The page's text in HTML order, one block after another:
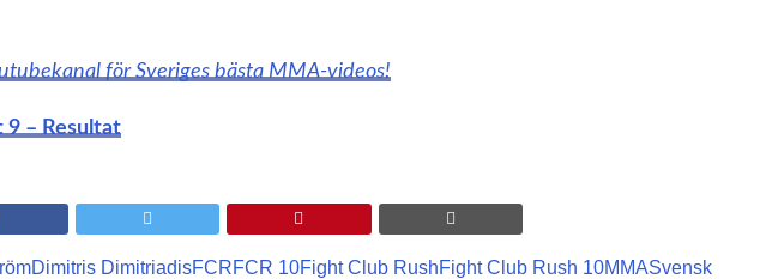
för Sveriges bästa MMA-videos!
9 – Resultat
Dimitris DimitriadisFCRFCR 10Fight Club RushFight Club Rush 10MMASvensk